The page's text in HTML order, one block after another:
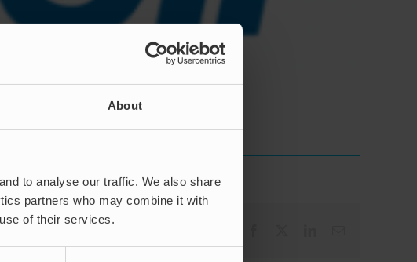
About
to analyse our traffic. We also share
partners who may combine it with
of their services.